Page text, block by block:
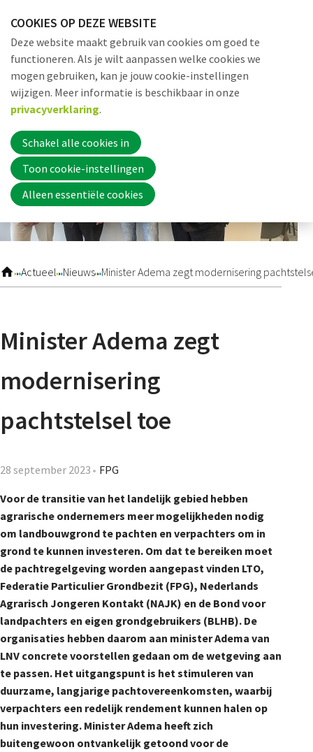
links
over
Jump
to
navigation
to
main
content
Actueel Nieuws Minister Adema zegt modernisering
Minister Adema zegt
modernisering
pachtstelsel toe
28 september 2023 FPG
Voor de transitie van het landelijk gebied hebben
agrarische ondernemers meer mogelijkheden nodig
om landbouwgrond te pachten en verpachters om in
grond te kunnen investeren. Om dat te bereiken moet
de pachtregelgeving worden aangepast vinden LTO,
Federatie Particulier Grondbezit (FPG), Nederlands
Agrarisch Jongeren Kontakt (NAJK) en de Bond voor
landpachters en eigen grondgebruikers (BLHB). De
organisaties hebben daarom aan minister Adema van
LNV concrete voorstellen gedaan om de wetgeving aan
te passen. Het uitgangspunt is het stimuleren van
duurzame, langjarige pachtovereenkomsten, waarbij
verpachters een redelijk rendement kunnen halen op
hun investering. Minister Adema heeft zich
buitengewoon ontvankelijk getoond voor de
Word nu lid
Nieuwsbrief
Provincies
Dossiers
De Landeigenaar
Contact
COOKIES OP DEZE WEBSITE
Deze website maakt gebruik van cookies om goed te
functioneren. Als je wilt aanpassen welke cookies we
mogen gebruiken, kan je jouw cookie-instellingen
wijzigen. Meer informatie is beschikbaar in onze
privacyverklaring.
Schakel alle cookies in
Toon cookie-instellingen
Alleen essentiële cookies